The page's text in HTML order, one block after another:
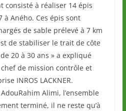
consisté à réaliser 14 épis
à Aného. Ces épis sont
de sable prélevé à 7 km
de stabiliser le trait de côte
20 à 30 ans » a expliqué
de mission contrôle et
INROS LACKNER.
Alimi, l’ensemble
terminé, il ne reste qu’à